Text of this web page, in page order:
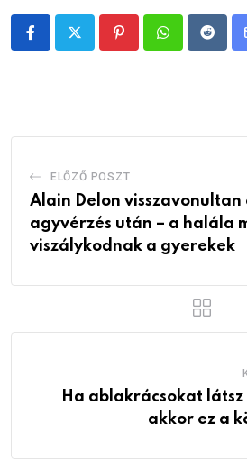
PinterestWhatsappReddit
ELŐZŐ POSZT
Alain Delon visszavonultan
agyvérzés után – a halála
viszálykodnak a gyerekek
Ha ablakrácsokat
akkor ez a